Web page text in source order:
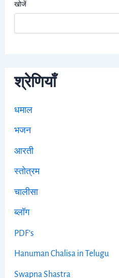
खोजें
श्रेणियाँ
धमाल
भजन
आरती
स्तोत्रम
चालीसा
ब्लॉग
PDF's
Hanuman Chalisa in Telugu
Swapna Shastra